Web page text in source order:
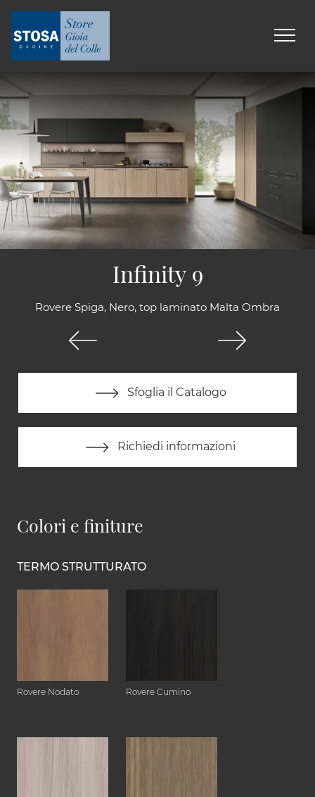
Rovere Spiga, Nero, top laminato Malta Ombra
Sfoglia il Catalogo
Richiedi informazioni
Infinity 9
Colori e finiture
TERMO STRUTTURATO
Rovere Nodato Rovere Cumino